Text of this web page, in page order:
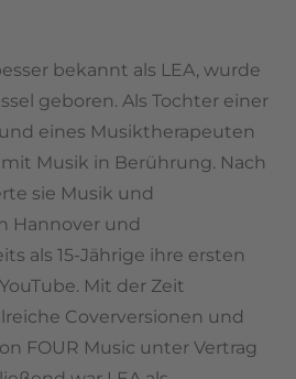
bekannt als LEA, wurde
geboren. Als Tochter einer
eines Musiktherapeuten
Musik in Berührung. Nach
sie Musik und
Hannover und
als 15-Jährige ihre ersten
Mit der Zeit
Coverversionen und
FOUR Music unter Vertrag